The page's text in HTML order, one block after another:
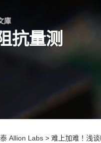
庫
抗量测
Allion Labs> 难上加难！浅